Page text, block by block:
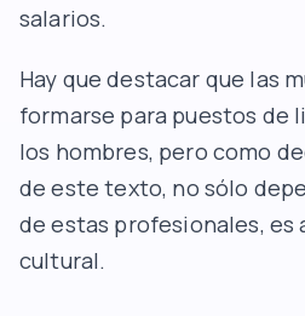
salarios.
Hay que destacar que las
formarse para puestos de
los hombres, pero como
de este texto, no sólo
de estas profesionales, es
cultural.